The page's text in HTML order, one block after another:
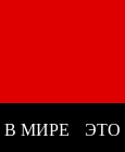
В МИРЕ ЭТО